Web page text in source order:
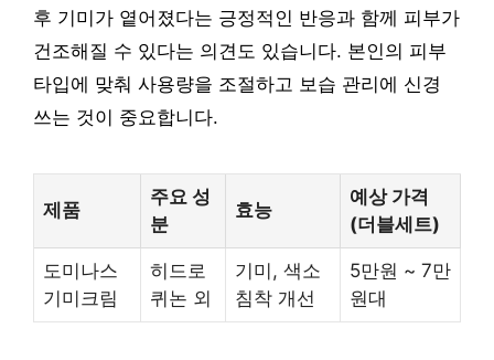
후 기미가 옅어졌다는 긍정적인 반응과 함께 피부가
건조해질 수 있다는 의견도 있습니다. 본인의 피부
타입에 맞춰 사용량을 조절하고 보습 관리에 신경
쓰는 것이 중요합니다.
제품
주요 성
분
효능
예상 가격
(더블세트)
도미나스
기미크림
히드로
퀴논 외
기미, 색소
침착 개선
5만원 ~ 7만
원대